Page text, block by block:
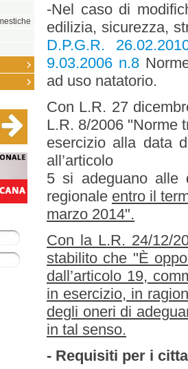
-Nel caso di
edilizia, sicurezza,
D.P.G.R.
9.03.2006 n.8
ad uso natatorio.
Con L.R. 27
L.R. 8/2006 "Norme
esercizio alla data
all’articolo
5 si adeguano alle
regionale entro il
marzo 2014".
Con la L.R. 24/12/
stabilito che "È
dall’articolo 19,
in esercizio, in
degli oneri di
in tal senso.
- Requisiti per i